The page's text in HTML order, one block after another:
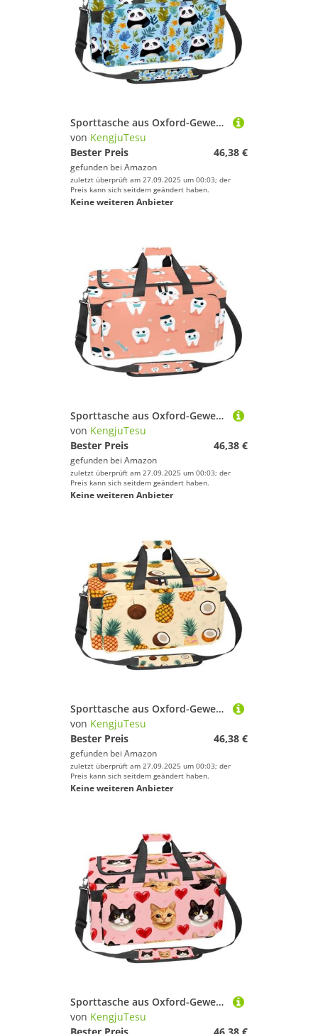
Sporttasche aus Oxford-Gewebe, mit abnehmbarem Schultergurt, Trainings-Handtasche, Übernachtungstasche für Damen und Herren, blaues Dalmatiner-Hundemuster, Mehrfarbig 20, Einheitsgröße, Handgepäck
von KengjuTesu
Bester Preis
46,38 €
gefunden bei Amazon
zuletzt überprüft am 27.09.2025 um 00:03; der
Preis kann sich seitdem geändert haben.
Keine weiteren Anbieter
Sporttasche aus Oxford-Gewebe, mit abnehmbarem Schultergurt, Trainings-Handtasche, Übernachtungstasche für Damen und Herren, lustiger Arztzahn, Mehrfarbig 4, Einheitsgröße, Handgepäck
von KengjuTesu
Bester Preis
46,38 €
gefunden bei Amazon
zuletzt überprüft am 27.09.2025 um 00:03; der
Preis kann sich seitdem geändert haben.
Keine weiteren Anbieter
Sporttasche aus Oxford-Gewebe, mit abnehmbarem Schultergurt, Trainings-Handtasche, Übernachtungstasche für Damen und Herren, Surfbrett-Muster, Mehrfarbig 12, Einheitsgröße, Handgepäck
von KengjuTesu
Bester Preis
46,38 €
gefunden bei Amazon
zuletzt überprüft am 27.09.2025 um 00:03; der
Preis kann sich seitdem geändert haben.
Keine weiteren Anbieter
Sporttasche aus Oxford-Gewebe, mit abnehmbarem Schultergurt, Trainings-Handtasche, Übernachtungstasche für Damen und Herren, handgezeichnete Schmetterlinge, Mehrfarbig 15, Einheitsgröße, Handgepäck
von KengjuTesu